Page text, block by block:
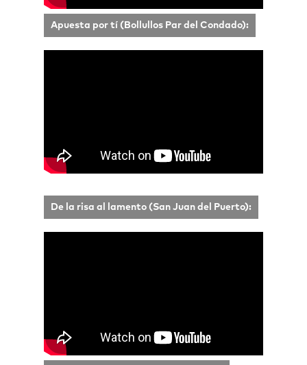
Apuesta por tí (Bollullos Par del Condado):
De la risa al lamento (San Juan del Puerto):